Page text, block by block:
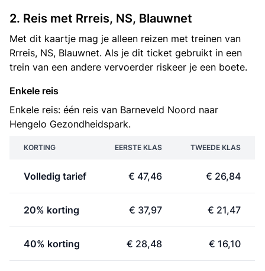
2. Reis met Rrreis, NS, Blauwnet
Met dit kaartje mag je alleen reizen met treinen van
Rrreis, NS, Blauwnet. Als je dit ticket gebruikt in een
trein van een andere vervoerder riskeer je een boete.
Enkele reis
Enkele reis: één reis van Barneveld Noord naar
Hengelo Gezondheidspark.
KORTING EERSTE KLAS TWEEDE KLAS
Volledig tarief € 47,46 € 26,84
20% korting € 37,97 € 21,47
40% korting € 28,48 € 16,10